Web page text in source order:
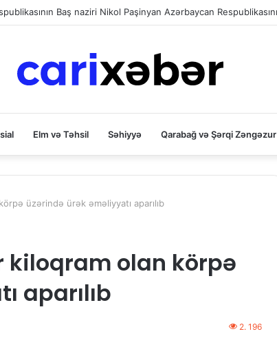
Elm və Təhsil Səhiyyə Qarabağ və Şərqi Zəngəzur
üzərində ürək əməliyyatı aparılıb
kiloqram olan körpə
aparılıb
2. 196